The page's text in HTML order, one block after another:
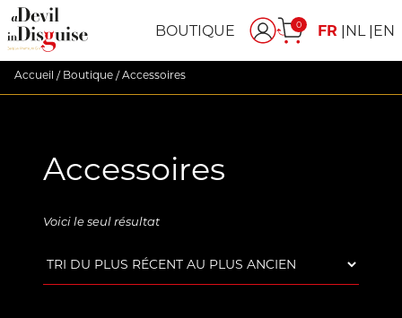
BOUTIQUE 0 FR NL EN
Accueil /Boutique/ Accessoires
Accessoires
Voici le seul résultat